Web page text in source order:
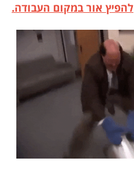
להפיץ אור במקום העבודה.